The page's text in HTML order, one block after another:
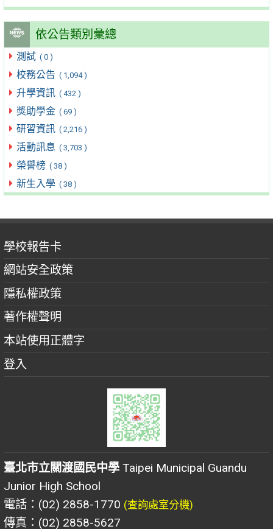
依公告類別彙總
測試 ( 0 )
校務公告 ( 1,094 )
升學資訊 ( 432 )
獎助學金 ( 69 )
研習資訊 ( 2,216 )
活動訊息 ( 3,703 )
榮譽榜 ( 38 )
新生入學 ( 38 )
學校報告卡
網站安全政策
隱私權政策
著作權聲明
本站使用正體字
登入
臺北市立關渡國民中學 Taipei Municipal Guandu
Junior High School
電話：(02) 2858-1770 (查詢處室分機)
傳真：(02) 2858-5627